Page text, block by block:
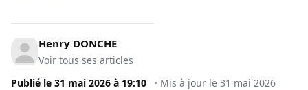
Henry DONCHE
Voir tous ses articles
Publié le 31 mai 2026 à 19:10 · Mis à jour le 31 mai 2026